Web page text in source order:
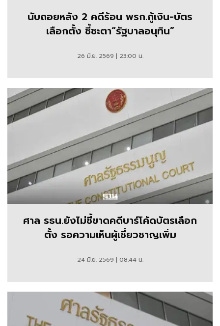
นับถอยหลัง 2 คดีร้อน พรก.กู้เงิน-บัตร
เลือกตั้ง ชี้ชะตา“รัฐบาลอนุทิน”
26 มิ.ย. 2569 | 23:00 น.
ศาล รธน.ยังไม่ชี้ขาดคดีบาร์โค้ดบัตรเลือก
ตั้ง รอความเห็นผู้เชี่ยวชาญเพิ่ม
24 มิ.ย. 2569 | 08:44 น.